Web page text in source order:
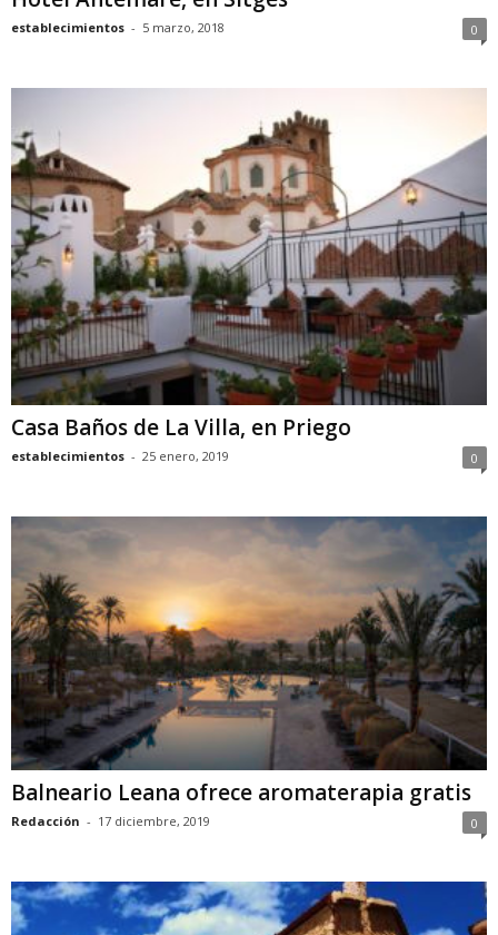
establecimientos - 5 marzo, 2018 0
Casa Baños de La Villa, en Priego
establecimientos - 25 enero, 2019 0
Balneario Leana ofrece aromaterapia gratis
Redacción - 17 diciembre, 2019 0